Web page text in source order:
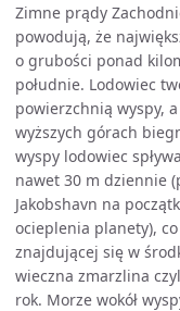
Zimne prądy
powodują, że
o grubości ponad
południe. Lodowiec
powierzchnią wyspy,
wyższych górach
wyspy lodowiec
nawet 30 m dziennie
Jakobshavn na
ocieplenia planety),
znajdującej się w
wieczna zmarzlina
rok. Morze wokół